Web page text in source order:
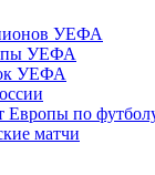
УЕФА
УЕФА
УЕФА
Европы по
матчи